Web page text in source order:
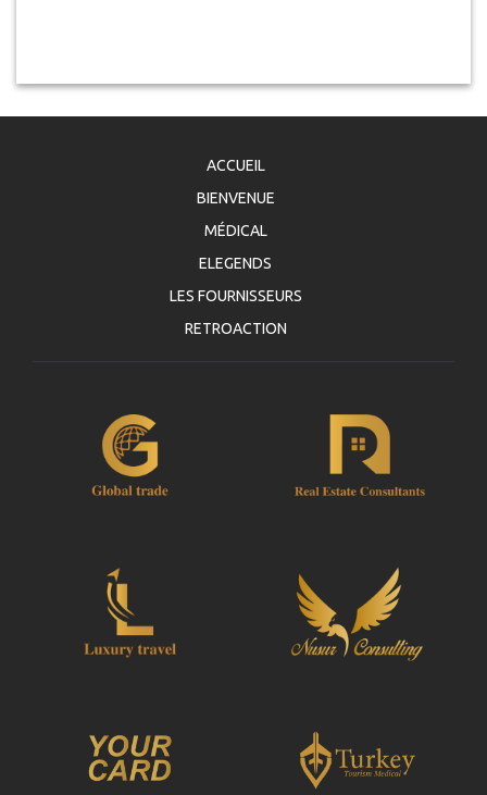
ACCUEIL
BIENVENUE
MÉDICAL
ELEGENDS
LES FOURNISSEURS
RETROACTION